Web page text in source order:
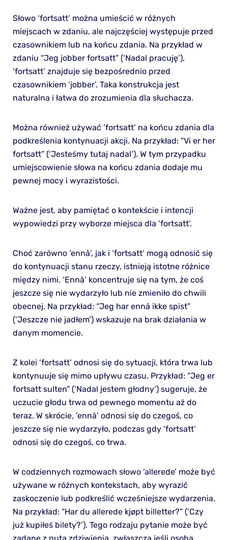
Słowo ‘fortsatt’ można umieścić w różnych
miejscach w zdaniu, ale najczęściej występuje przed
czasownikiem lub na końcu zdania. Na przykład w
zdaniu “Jeg jobber fortsatt” (‘Nadal pracuję’),
‘fortsatt’ znajduje się bezpośrednio przed
czasownikiem ‘jobber’. Taka konstrukcja jest
naturalna i łatwa do zrozumienia dla słuchacza.
Można również używać ‘fortsatt’ na końcu zdania dla
podkreślenia kontynuacji akcji. Na przykład: “Vi er her
fortsatt” (‘Jesteśmy tutaj nadal’). W tym przypadku
umiejscowienie słowa na końcu zdania dodaje mu
pewnej mocy i wyrazistości.
Ważne jest, aby pamiętać o kontekście i intencji
wypowiedzi przy wyborze miejsca dla ‘fortsatt’.
Choć zarówno ‘ennå’, jak i ‘fortsatt’ mogą odnosić się
do kontynuacji stanu rzeczy, istnieją istotne różnice
między nimi. ‘Ennå’ koncentruje się na tym, że coś
jeszcze się nie wydarzyło lub nie zmieniło do chwili
obecnej. Na przykład: “Jeg har ennå ikke spist”
(‘Jeszcze nie jadłem’) wskazuje na brak działania w
danym momencie.
Z kolei ‘fortsatt’ odnosi się do sytuacji, która trwa lub
kontynuuje się mimo upływu czasu. Przykład: “Jeg er
fortsatt sulten” (‘Nadal jestem głodny’) sugeruje, że
uczucie głodu trwa od pewnego momentu aż do
teraz. W skrócie, ‘ennå’ odnosi się do czegoś, co
jeszcze się nie wydarzyło, podczas gdy ‘fortsatt’
odnosi się do czegoś, co trwa.
W codziennych rozmowach słowo ‘allerede’ może być
używane w różnych kontekstach, aby wyrazić
zaskoczenie lub podkreślić wcześniejsze wydarzenia.
Na przykład: “Har du allerede kjøpt billetter?” (‘Czy
już kupiłeś bilety?’). Tego rodzaju pytanie może być